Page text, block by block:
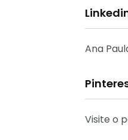
Ana
Visite o